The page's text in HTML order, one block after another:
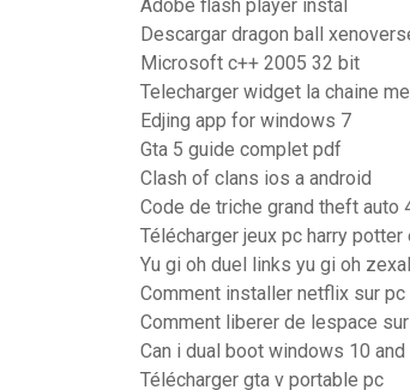
Adobe flash player instal
Descargar dragon ball
Microsoft c++ 2005 32 bit
Telecharger widget la chaine
Edjing app for windows 7
Gta 5 guide complet pdf
Clash of clans ios a android
Code de triche grand theft auto
Télécharger jeux pc harry
Yu gi oh duel links yu gi oh zexal
Comment installer netflix sur pc
Comment liberer de lespace
Can i dual boot windows 10
Télécharger gta v portable pc